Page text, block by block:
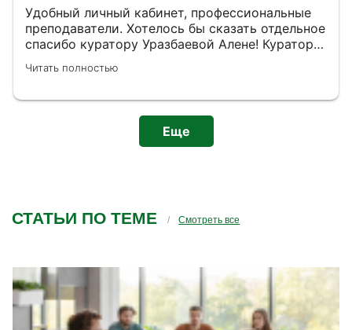
Удобный личный кабинет, профессиональные
преподаватели. Хотелось бы сказать отдельное
спасибо куратору Уразбаевой Алене! Куратор
вопросы и всегда идет навстречу, если есть
вопрос.
Читать полностью
Еще
СТАТЬИ ПО ТЕМЕ Смотреть все